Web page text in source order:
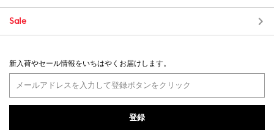
Sale
新入荷やセール情報をいちはやくお届けします。
登録